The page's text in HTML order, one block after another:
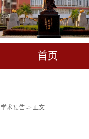
首页
学术预告-> 正文